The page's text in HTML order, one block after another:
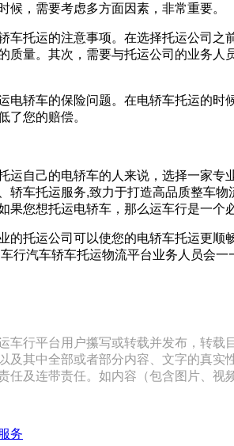
候，需要考虑多方面因素，非常重要。
车托运的注意事项。在选择托运公司
质量。其次，需要与托运公司的业务
电轿车的保险问题。在电轿车托运的
了您的赔偿。
运自己的电轿车的人来说，选择一家
轿车托运服务,致力于打造高品质整车
果您想托运电轿车，那么运车行是一个
的托运公司可以使您的电轿车托运更
行汽车轿车托运物流平台业务人员会一
车行平台用户攥写或转载并发布，转
及其中全部或者部分内容、文字的真
任及连带责任。如内容（包含图片、
务